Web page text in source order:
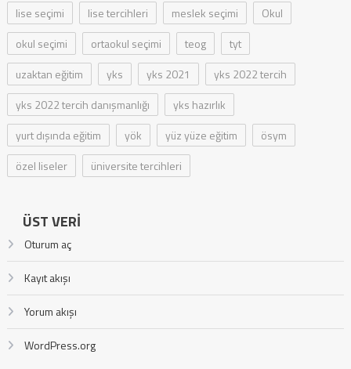
lise seçimi
lise tercihleri meslek seçimi
Okul
okul seçimi
ortaokul seçimi teog
tyt
uzaktan eğitim
yks yks 2021
yks 2022 tercih
yks 2022 tercih danışmanlığı
yks hazırlık
yurt dışında eğitim
yök yüz yüze eğitim
ösym
özel liseler
üniversite tercihleri
ÜST VERI
Oturum aç
Kayıt akışı
Yorum akışı
WordPress.org